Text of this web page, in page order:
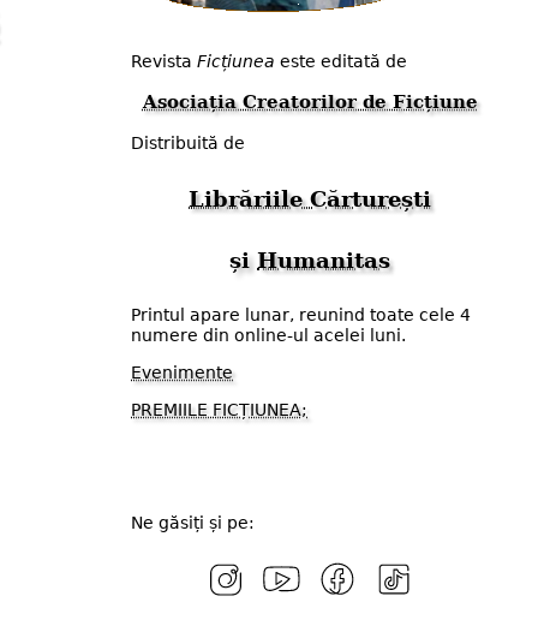
Revista Ficțiunea este editată de
Asociația Creatorilor de Ficțiune
Distribuită de
Librăriile Cărturești
șiHumanitas
Printul apare lunar, reunind toate cele 4
numere din online-ul acelei luni.
Evenimente
PREMIILE FICȚIUNEA;
Ne găsiți și pe: